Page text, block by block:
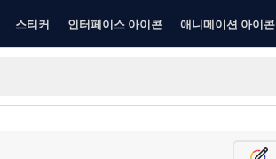
스티커 인터페이스 아이콘 애니메이션 아이콘